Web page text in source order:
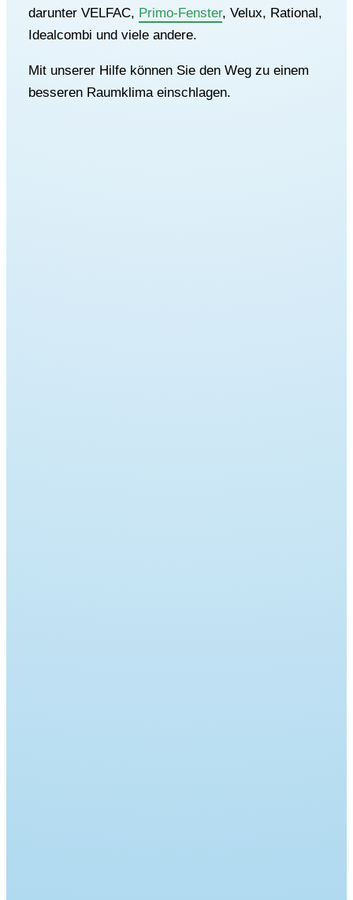
darunter VELFAC, Primo-Fenster, Velux, Rational,
Idealcombi und viele andere.
Mit unserer Hilfe können Sie den Weg zu einem
besseren Raumklima einschlagen.